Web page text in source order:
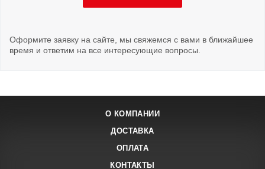
Оформите заявку на сайте, мы свяжемся с вами в ближайшее
время и ответим на все интересующие вопросы.
О КОМПАНИИ
ДОСТАВКА
ОПЛАТА
КОНТАКТЫ